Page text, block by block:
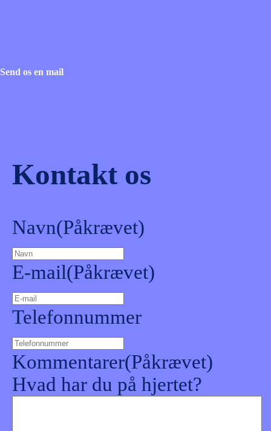
Send os en mail
Kontakt os
Navn(Påkrævet)
E-mail(Påkrævet)
Telefonnummer
Kommentarer(Påkrævet)
Hvad har du på hjertet?